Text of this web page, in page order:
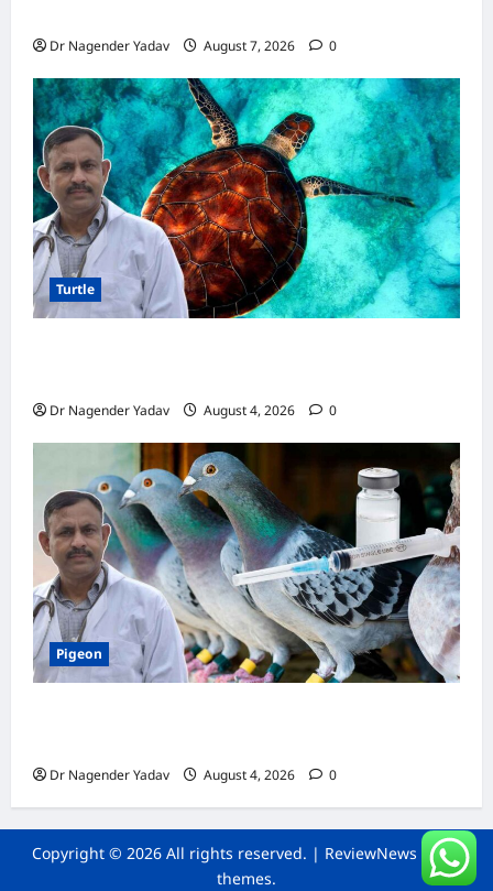
Dr Nagender Yadav August 7, 2026 0
Turtle
Dr Nagender Yadav August 4, 2026 0
Pigeon
Dr Nagender Yadav August 4, 2026 0
Copyright © 2026 All rights reserved. | ReviewNews by AF
themes.